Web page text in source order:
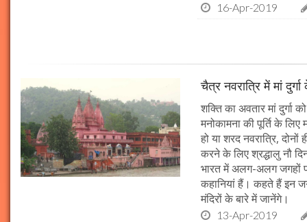
16-Apr-2019
चैत्र नवरात्रि में मां
शक्ति का अवतार मां दुर्गा
मनोकामना की पूर्ति के लिए
हो या शरद नवरात्रि,
करने के लिए श्रद्धालु नौ
भारत में अलग-अलग जगहों
कहानियां हैं। कहते हैं इन
मंदिरों के बारे में जानेंगे।
13-Apr-2019